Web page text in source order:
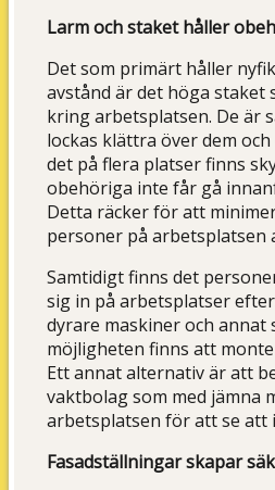
Larm och staket håller
Det som primärt håller
avstånd är det höga staket
kring arbetsplatsen. De är
lockas klättra över dem
det på flera platser finns
obehöriga inte får gå
Detta räcker för att
personer på arbetsplatsen
Samtidigt finns det
sig in på arbetsplatser
dyrare maskiner och annat
möjligheten finns att
Ett annat alternativ är att
vaktbolag som med jämna
arbetsplatsen för att se att
Fasadställningar skapar